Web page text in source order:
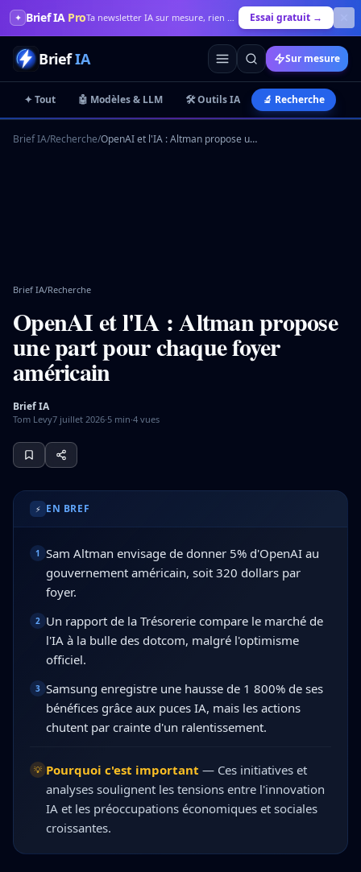
✦ Brief IA Pro Ta newsletter IA sur mesure, rien que pour toi Essai gratuit →
BriefIA Sur mesure
✦ Tout 🤖 Modèles & LLM 🛠️ Outils IA 🔬 Recherche
Brief IA/Recherche/ OpenAI et l'IA : Altman propose une part pour chaque foyer américain
Brief IA/Recherche
OpenAI et l'IA : Altman propose
une part pour chaque foyer
américain
Brief IA
Tom Levy7 juillet 2026·5 min·4 vues
⚡ EN BREF
1 Sam Altman envisage de donner 5% d'OpenAI au
gouvernement américain, soit 320 dollars par
foyer.
2
Un rapport de la Trésorerie compare le marché de
l'IA à la bulle des dotcom, malgré l'optimisme
officiel.
3 Samsung enregistre une hausse de 1 800% de ses
bénéfices grâce aux puces IA, mais les actions
chutent par crainte d'un ralentissement.
💡 Pourquoi c'est important — Ces initiatives et
analyses soulignent les tensions entre l'innovation
IA et les préoccupations économiques et sociales
croissantes.